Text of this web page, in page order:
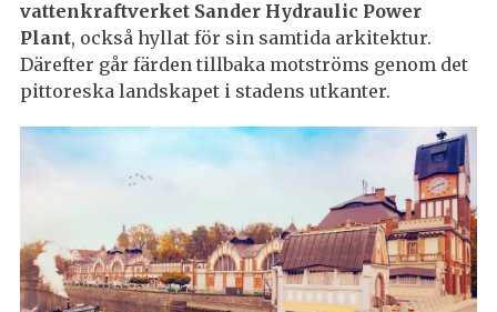
vattenkraftverket Sander Hydraulic Power
Plant, också hyllat för sin samtida arkitektur.
Därefter går färden tillbaka motströms genom det
pittoreska landskapet i stadens utkanter.